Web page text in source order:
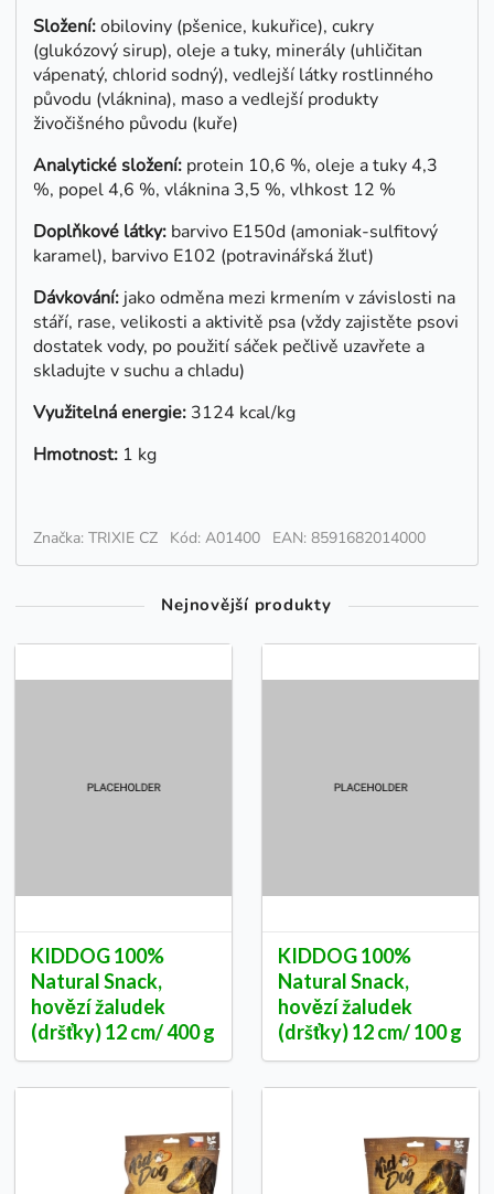
Složení:obiloviny (pšenice, kukuřice), cukry
(glukózový sirup), oleje a tuky, minerály (uhličitan
vápenatý, chlorid sodný), vedlejší látky rostlinného
původu (vláknina), maso a vedlejší produkty
živočišného původu (kuře)
Analytické složení: protein 10,6 %, oleje a tuky 4,3
%, popel 4,6 %, vláknina 3,5 %, vlhkost 12 %
Doplňkové látky: barvivo E150d (amoniak-sulfitový
karamel), barvivo E102 (potravinářská žluť)
Dávkování: jako odměna mezi krmením v závislosti na
stáří, rase, velikosti a aktivitě psa (vždy zajistěte psovi
dostatek vody, po použití sáček pečlivě uzavřete a
skladujte v suchu a chladu)
Využitelná energie: 3124 kcal/kg
Hmotnost: 1 kg
Značka: TRIXIE CZ Kód: A01400 EAN: 8591682014000
Nejnovější produkty
KIDDOG 100%
Natural Snack,
hovězí žaludek
(dršťky) 12 cm/ 400 g
KIDDOG 100%
Natural Snack,
hovězí žaludek
(dršťky) 12 cm/ 100 g